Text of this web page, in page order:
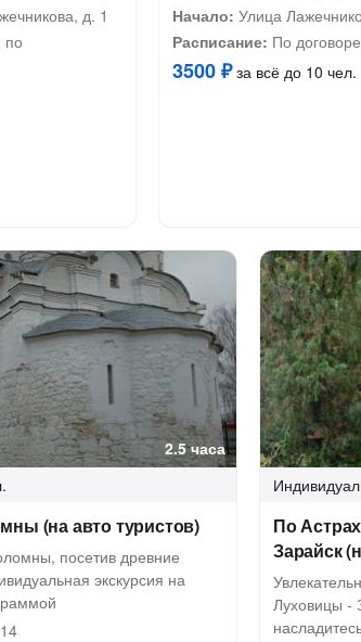
д. 1
по
Начало: Улица
Расписание: По
3500 ₽за всё до 10 чел.
2.5 часа
(на авто туристов)
посетив древние
экскурсия на
По
Зарайск
Луховицы -